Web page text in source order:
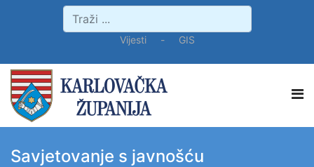
Vijesti- GIS
Savjetovanje s javnošću